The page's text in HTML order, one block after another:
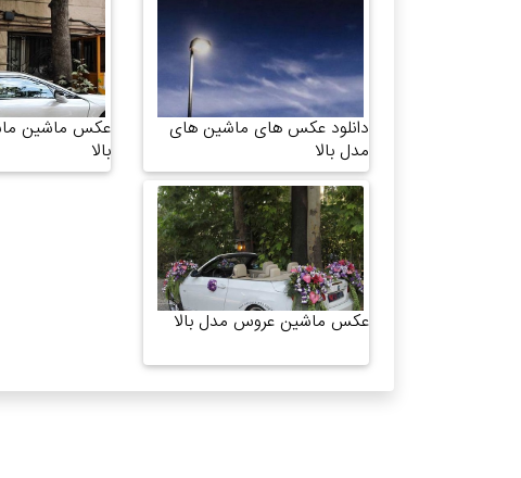
دانلود عکس های ماشین های
مدل بالا
عکس ماشین
بالا
عکس ماشین عروس مدل بالا